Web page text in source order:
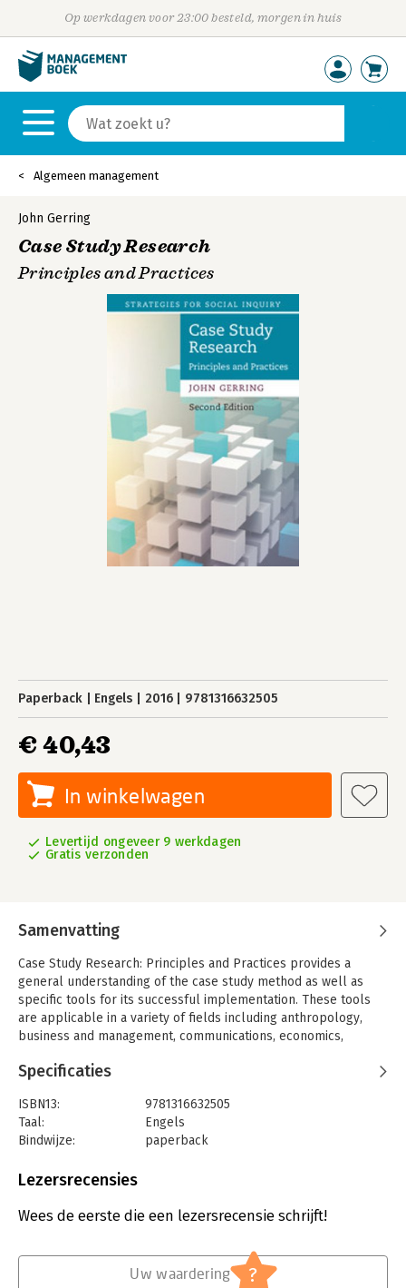
Op werkdagen voor 23:00 besteld, morgen in huis
Algemeen management
John Gerring
Case Study Research
Principles and Practices
Paperback Engels 2016 9781316632505
€ 40,43
In winkelwagen
Levertijd ongeveer 9 werkdagen
Gratis verzonden
Samenvatting
Case Study Research: Principles and Practices provides a
general understanding of the case study method as well as
specific tools for its successful implementation. These tools
are applicable in a variety of fields including anthropology,
business and management, communications, economics,
and sociology. Topics include: a survey of case study
study'; strategies for case selection, including random
sampling and other algorithmic approaches; quantitative and
qualitative modes of case study analysis; and problems of
textbook is designed to be accessible to readers who are new
incorporating recent research and numerous up-to-date
Specificaties
ISBN13:
9781316632505
Taal:
Engels
Bindwijze:
paperback
Uitgever:
Strategies for Socia
Lezersrecensies
Wees de eerste die een lezersrecensie schrijft!
Uw waardering ?